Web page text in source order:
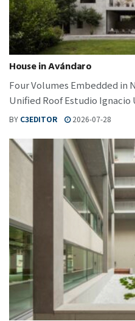
House in Avándaro
Four Volumes Embedded in
Unified Roof Estudio Ignacio
BY C3EDITOR 2026-07-28